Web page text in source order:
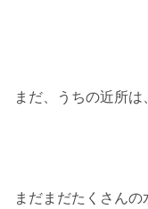
まだ、うちの近所は
まだまだたくさん